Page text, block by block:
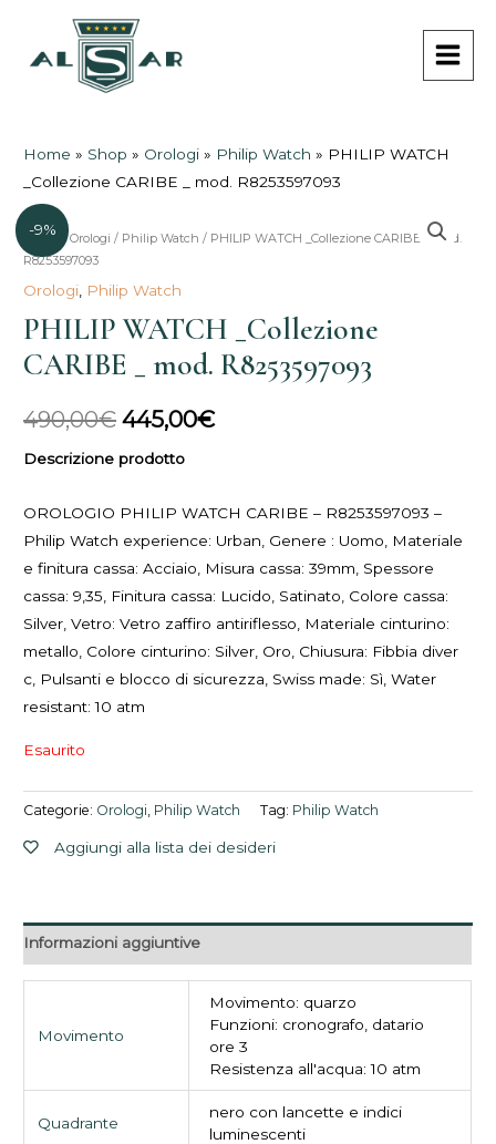
contenuto
Home » Shop » Orologi » Philip Watch » PHILIP WATCH
_Collezione CARIBE _ mod. R8253597093
-9%
Home /Orologi / Philip Watch / PHILIP WATCH _Collezione CARIBE _ mod.
R8253597093
Orologi Philip Watch
PHILIP WATCH _Collezione
CARIBE _ mod. R8253597093
490,00€
Il
prezzo
originale
era:
490,00€.
445,00€
Il
attuale
è:
445,00€.
Descrizione prodotto
OROLOGIO PHILIP WATCH CARIBE – R8253597093 –
Philip Watch experience: Urban, Genere : Uomo, Materiale
e finitura cassa: Acciaio, Misura cassa: 39mm, Spessore
cassa: 9,35, Finitura cassa: Lucido, Satinato, Colore cassa:
Silver, Vetro: Vetro zaffiro antiriflesso, Materiale cinturino:
metallo, Colore cinturino: Silver, Oro, Chiusura: Fibbia diver
c, Pulsanti e blocco di sicurezza, Swiss made: Sì, Water
resistant: 10 atm
Esaurito
Categorie: Orologi Philip Watch Tag: Philip Watch
Aggiungi alla lista dei desideri
Informazioni aggiuntive
Movimento
Movimento: quarzo
Funzioni: cronografo, datario
ore 3
Resistenza all'acqua: 10 atm
Quadrante
nero con lancette e indici
luminescenti